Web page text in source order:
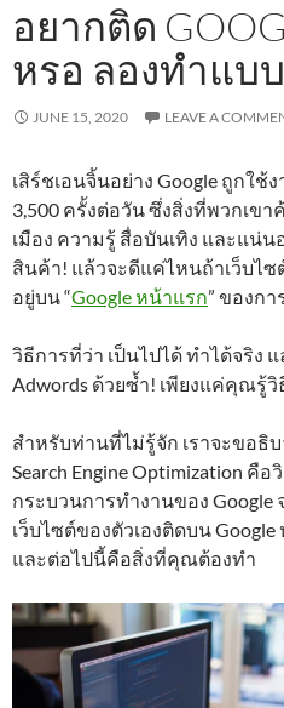
อยากติด
หรอ ลองทำแบ
JUNE 15, 2020 LEAVE A
เสิร์ชเอนจิ้นอย่าง Google ถูกใ
3,500 ครั้งต่อวัน ซึ่งสิ่งที่พวกเข
เมือง ความรู้ สื่อบันเทิง และแน่
สินค้า! แล้วจะดีแค่ไหนถ้าเว็บไ
อยู่บน “Google หน้าแรก” ของกา
วิธีการที่ว่า เป็นไปได้ ทำได้จริง
Adwords ด้วยซ้ำ! เพียงแค่คุณรู้วิ
สำหรับท่านที่ไม่รู้จัก เราจะขอธิ
Search Engine Optimization คื
กระบวนการทำงานของ Google
เว็บไซต์ของตัวเองติดบน
และต่อไปนี้คือสิ่งที่คุณต้องทำ